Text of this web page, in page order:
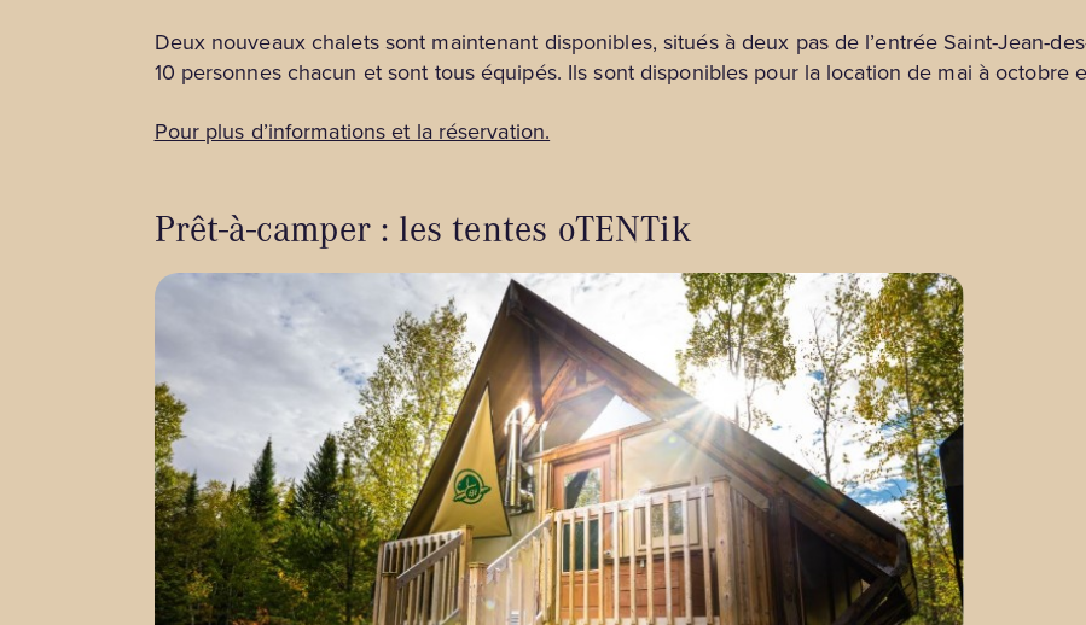
Deux nouveaux chalets sont maintenant disponibles, situés à deux pas de l’entrée Saint-Jean-
10 personnes chacun et sont tous équipés. Ils sont disponibles pour la location de mai à octobre
Pour plus d’informations et la réservation.
Prêt-à-camper : les tentes oTENTik